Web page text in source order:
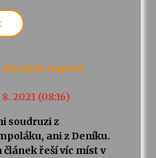
Anonym napsal:
2021 (08:16)
soudruzi z
ani z Deníku.
článek řeší víc míst v